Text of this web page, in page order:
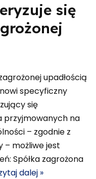
się
upadłością
specyficzny
się
przyjmowanych na
– zgodnie z
– możliwe jest
Spółka zagrożona
dalej »